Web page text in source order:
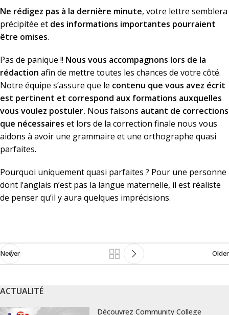
Ne rédigez pas à la dernière minute, votre lettre semblera
précipitée et des informations importantes pourraient
être omises.
Pas de panique !! Nous vous accompagnons lors de la
rédaction afin de mettre toutes les chances de votre côté.
Notre équipe s’assure que le contenu que vous avez écrit
est pertinent et correspond aux formations auxquelles
vous voulez postuler. Nous faisons autant de corrections
que nécessaires et lors de la correction finale nous vous
aidons à avoir une grammaire et une orthographe quasi
parfaites.
Pourquoi uniquement quasi parfaites ? Pour une personne
dont l’anglais n’est pas la langue maternelle, il est réaliste
de penser qu’il y aura quelques imprécisions.
Newer Older
ACTUALITÉ
Découvrez Community College